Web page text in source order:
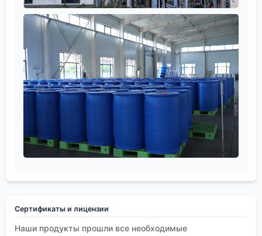
Сертификаты и лицензии
Наши продукты прошли все необходимые